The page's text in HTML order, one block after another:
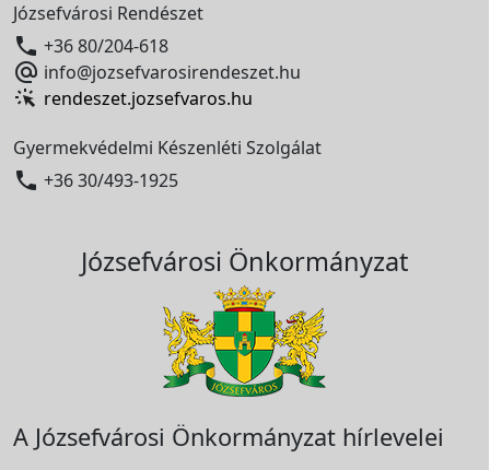
Józsefvárosi Rendészet
 +36 80/204-618
 info@jozsefvarosirendeszet.hu
rendeszet.jozsefvaros.hu
Gyermekvédelmi Készenléti Szolgálat
 +36 30/493-1925
Józsefvárosi Önkormányzat
A Józsefvárosi Önkormányzat hírlevelei